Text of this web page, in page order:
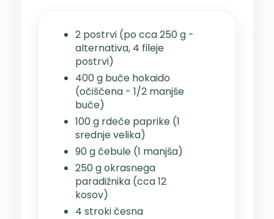
2 postrvi (po cca 250 g -
alternativa, 4 fileje
postrvi)
400 g buče hokaido
(očiščena - 1/2 manjše
buče)
100 g rdeče paprike (1
srednje velika)
90 g čebule (1 manjša)
250 g okrasnega
paradižnika (cca 12
kosov)
4 stroki česna